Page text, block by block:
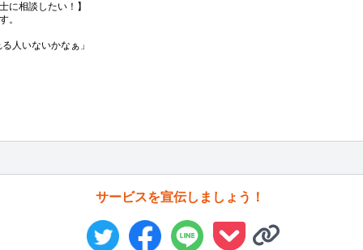
に相談したい！】
。
人いないかなぁ」
サービスを宣伝しましょう！